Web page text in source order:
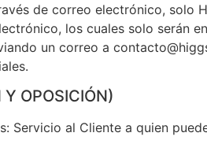
de correo electrónico, solo
los cuales solo serán
un correo a
OPOSICIÓN)
Servicio al Cliente a quien